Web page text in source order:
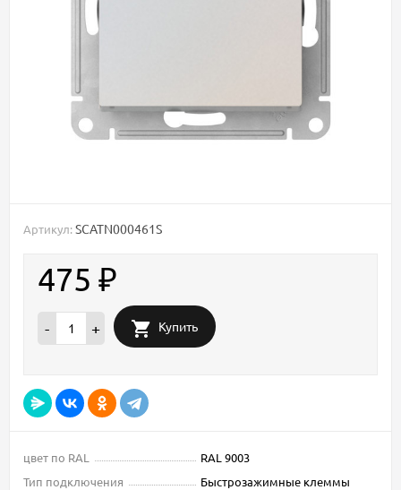
Артикул: SCATN000461S
475 ₽
- + Купить
цвет по RAL
RAL 9003
Тип подключения
Быстрозажимные клеммы